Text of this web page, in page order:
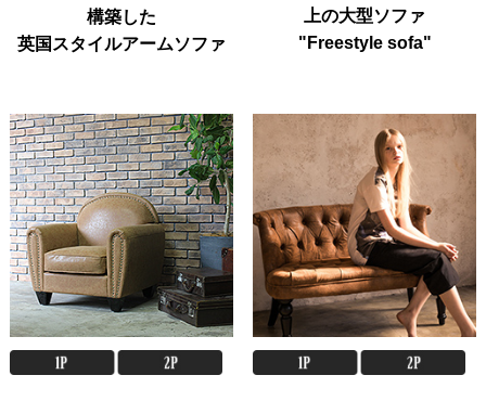
構築した
英国スタイルアームソファ
上の大型ソファ
"Freestyle sofa"